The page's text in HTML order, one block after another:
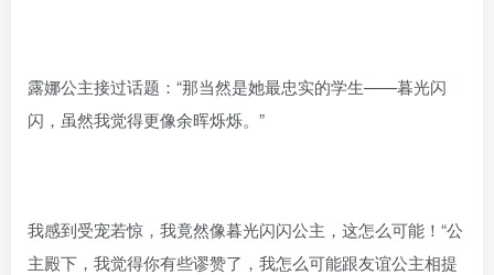
露娜公主接过话题：“那当然是她最忠实的学生——暮光闪
闪，虽然我觉得更像余晖烁烁。”
我感到受宠若惊，我竟然像暮光闪闪公主，这怎么可能！“公
主殿下，我觉得你有些谬赞了，我怎么可能跟友谊公主相提